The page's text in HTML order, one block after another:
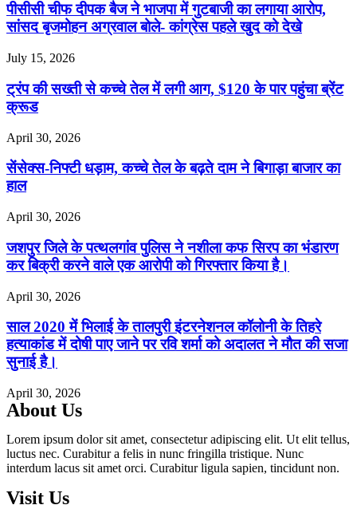
पीसीसी चीफ दीपक बैज ने भाजपा में गुटबाजी का लगाया आरोप,
सांसद बृजमोहन अग्रवाल बोले- कांग्रेस पहले खुद को देखे
July 15, 2026
ट्रंप की सख्ती से कच्चे तेल में लगी आग, $120 के पार पहुंचा ब्रेंट
क्रूड
April 30, 2026
सेंसेक्स-निफ्टी धड़ाम, कच्चे तेल के बढ़ते दाम ने बिगाड़ा बाजार का
हाल
April 30, 2026
जशपुर जिले के पत्थलगांव पुलिस ने नशीला कफ सिरप का भंडारण
कर बिक्री करने वाले एक आरोपी को गिरफ्तार किया है।
April 30, 2026
साल 2020 में भिलाई के तालपुरी इंटरनेशनल कॉलोनी के तिहरे
हत्याकांड में दोषी पाए जाने पर रवि शर्मा को अदालत ने मौत की सजा
सुनाई है।
April 30, 2026
About Us
Lorem ipsum dolor sit amet, consectetur adipiscing elit. Ut elit tellus,
luctus nec. Curabitur a felis in nunc fringilla tristique. Nunc
interdum lacus sit amet orci. Curabitur ligula sapien, tincidunt non.
Visit Us